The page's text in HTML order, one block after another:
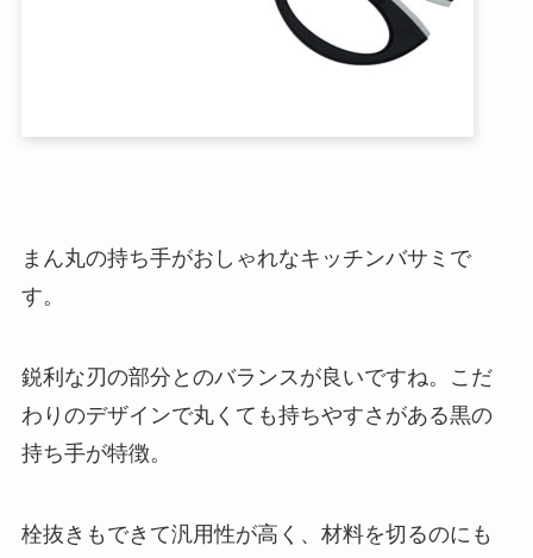
まん丸の持ち手がおしゃれなキッチンバサミで
す。
鋭利な刃の部分とのバランスが良いですね。こだ
わりのデザインで丸くても持ちやすさがある黒の
持ち手が特徴。
栓抜きもできて汎用性が高く、材料を切るのにも